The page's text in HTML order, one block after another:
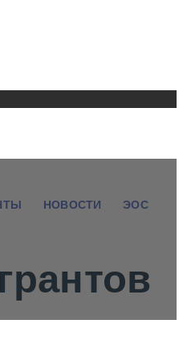
НОВОСТИ ЭОС